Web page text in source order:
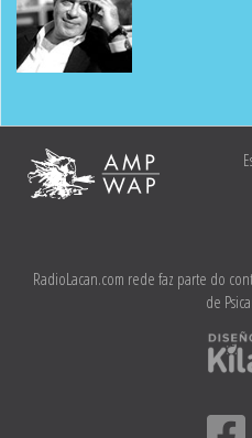
RadioLacan.com rede faz parte do
de